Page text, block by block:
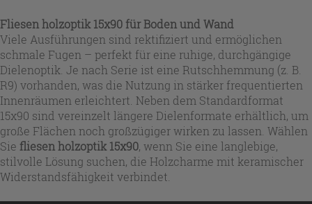
Fliesen holzoptik 15x90 für Boden und Wand
Viele Ausführungen sind rektifiziert und ermöglichen
schmale Fugen – perfekt für eine ruhige, durchgängige
Dielenoptik. Je nach Serie ist eine Rutschhemmung (z. B.
R9) vorhanden, was die Nutzung in stärker frequentierten
Innenräumen erleichtert. Neben dem Standardformat
15x90 sind vereinzelt längere Dielenformate erhältlich, um
große Flächen noch großzügiger wirken zu lassen. Wählen
Sie fliesen holzoptik 15x90, wenn Sie eine langlebige,
stilvolle Lösung suchen, die Holzcharme mit keramischer
Widerstandsfähigkeit verbindet.